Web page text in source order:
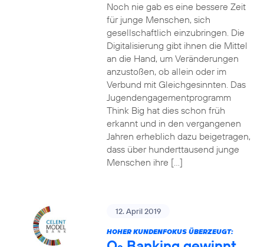
Noch nie gab es eine bessere Zeit
für junge Menschen, sich
gesellschaftlich einzubringen. Die
Digitalisierung gibt ihnen die Mittel
an die Hand, um Veränderungen
anzustoßen, ob allein oder im
Verbund mit Gleichgesinnten. Das
Jugendengagementprogramm
Think Big hat dies schon früh
erkannt und in den vergangenen
Jahren erheblich dazu beigetragen,
dass über hunderttausend junge
Menschen ihre […]
12. April 2019
HOHER KUNDENFOKUS ÜBERZEUGT: